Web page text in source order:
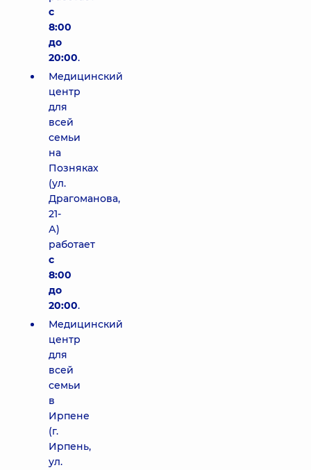
с
8:00
до
20:00.
Медицинский
центр
для
всей
семьи
на
Позняках
(ул.
Драгоманова,
21-
А)
работает
с
8:00
до
20:00.
Медицинский
центр
для
всей
семьи
в
Ирпене
(г.
Ирпень,
ул.